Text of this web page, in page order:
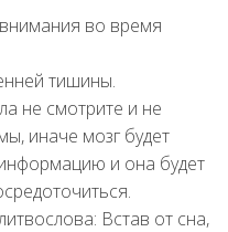
во время
тишины.
не смотрите и не
иначе мозг будет
и она будет
Встав от сна,